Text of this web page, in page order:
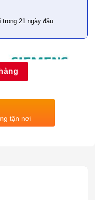
21 ngày đầu
tận nơi